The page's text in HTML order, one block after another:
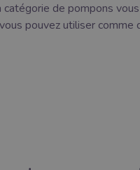
catégorie de pompons
pouvez utiliser comme